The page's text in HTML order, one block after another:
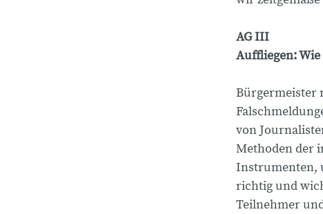
AG III
Auffliegen:
Bürgermeister
von
Methoden der
Instrumenten,
richtig und
Teilnehmer